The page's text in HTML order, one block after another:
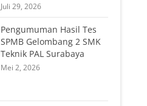
Juli 29, 2026
Pengumuman Hasil Tes
SPMB Gelombang 2 SMK
Teknik PAL Surabaya
Mei 2, 2026